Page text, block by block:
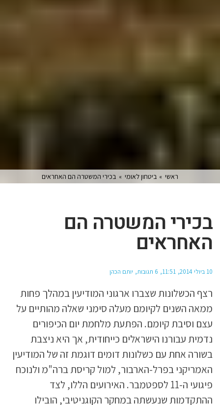
ראשי » ביטחון לאומי » בכירי המשטרה הם האחראים
בכירי המשטרה הם
האחראים
10 ביולי 2014 11:51 6 תגובות יותם הכהן
רצף הכשלונות שצברו ארגוני המודיעין במהלך פחות
ממאה השנים לקיומם מעלה סימני שאלה מהותיים על
עצם וסיבת קיומם. הפתעת מלחמת יום הכיפורים
נדמית עבורנו הישראלים כייחודית, אך היא ניצבת
בשורה אחת עם כשלונות דומים דוגמת זה של המודיעין
האמריקני בפרל-הארבור, למול קריסת ברה"מ ולנוכח
פיגועי ה-11 לספטמבר. האירועים הללו, לצד
ההתקדמות שנעשתה במחקר הקוגניטיבי, הובילו